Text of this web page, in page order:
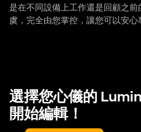
是在不同設備上工作還是回顧之
虞，完全由您掌控，讓您可以安心
選擇您心儀的
開始編輯！